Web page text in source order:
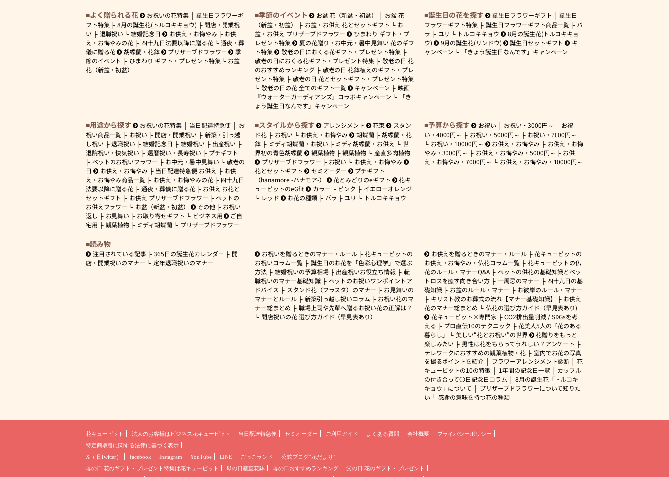
よく贈られる花 お祝いの花特集
誕生日フラワーギ
フト特集
8月の誕生花(トルコキキョウ)
開店・開業祝
い
退職祝い 結婚記念日 お供え・お悔やみ
お供
え・お悔やみの花
四十九日法要以降に贈る花
通夜・葬
儀に贈る花
胡蝶蘭・花鉢 プリザーブドフラワー
季
節のイベント
ひまわり ギフト・プレゼント特集
お盆
花（新盆・初盆）
季節のイベント お盆 花（新盆・初盆）
お盆 花
（新盆・初盆）
お盆・お供え 花とセットギフト
お
盆・お供え プリザーブドフラワー
ひまわり ギフト・プ
レゼント特集
夏の花贈り・お中元・暑中見舞い 花のギフ
ト特集
敬老の日におくる花ギフト・プレゼント特集
敬老の日におくる花ギフト・プレゼント特集
敬老の日 花
のおすすめランキング
敬老の日 花鉢植えのギフト・プレ
ゼント特集
敬老の日 花とセットギフト・プレゼント特集
敬老の日の花 全てのギフト一覧
キャンペーン
映画
『ウォーターガーディアンズ』コラボキャンペーン
「き
ょう誕生日なんです」キャンペーン
誕生日の花を探す 誕生日フラワーギフト
誕生日
フラワーギフト特集
誕生日フラワーギフト商品一覧
バ
ラ
ユリ トルコキキョウ
8月の誕生花(トルコキキョ
ウ)
9月の誕生花(リンドウ) 誕生日セットギフト
キ
ャンペーン
「きょう誕生日なんです」キャンペーン
用途から探す お祝いの花特集 当日配達特急便
お
祝い商品一覧
お祝い 開店・開業祝い
新築・引っ越
し祝い
退職祝い 結婚記念日 結婚祝い
出産祝い
退院祝い・快気祝い
還暦祝い・長寿祝い
プチギフト
ペットのお祝いフラワー
お中元・暑中見舞い
敬老の
日
お供え・お悔やみ 当日配達特急便 お供え
お供
え・お悔やみ商品一覧
お供え・お悔やみの花
四十九日
法要以降に贈る花
通夜・葬儀に贈る花
お供え お花と
セットギフト
お供え プリザーブドフラワー
ペットの
お供えフラワー
お盆（新盆・初盆） その他
お祝い
返し
お見舞い お取り寄せギフト ビジネス用
ご自
宅用
観葉植物 ミディ胡蝶蘭 プリザーブドフラワー
スタイルから探す アレンジメント 花束
スタン
ド花
お祝い お供え・お悔やみ 胡蝶蘭
胡蝶蘭・花
鉢
ミディ胡蝶蘭・お祝い ミディ胡蝶蘭・お供え
世
界初の青色胡蝶蘭
観葉植物 観葉植物
産直多肉植物
プリザーブドフラワー
お祝い
お供え・お悔やみ
花とセットギフト
セミオーダー
プチギフト
（hanamore -ハナモア-）
花とみどりのeギフト
花キ
ューピットのeGfit
カラー ピンク
イエローオレンジ
レッド
お花の種類 バラ ユリ トルコキキョウ
予算から探す お祝い お祝い・3000円～
お祝
い・ 4000円～ お祝い・ 5000円～ お祝い・7000円～
お祝い・ 10000円～ お供え・お悔やみ
お供え・お悔
やみ・ 3000円～ お供え・お悔やみ・ 5000円～
お供
え・お悔やみ・ 7000円～ お供え・お悔やみ・ 10000円～
読み物
注目されている記事 365日の誕生花カレンダー
開
店・開業祝いのマナー
定年退職祝いのマナー
お祝いを贈るときのマナー・ルール
花キューピットの
お祝いコラム一覧
誕生日のお花を「色彩心理学」で選ぶ
方法
結婚祝いの予算相場 出産祝いお役立ち情報
転
職祝いのマナー基礎知識
ペットのお祝いワンポイントア
ドバイス
スタンド花（フラスタ）のマナー
お見舞いの
マナーとルール
新築引っ越し祝いコラム
お祝い花のマ
ナー総まとめ
職場上司や先輩へ贈るお祝い花の正解は？
開店祝いの花 選び方ガイド（早見表あり）
お供えを贈るときのマナー・ルール
花キューピットの
お供え・お悔やみ・仏花コラム一覧
花キューピットの仏
花のルール・マナーQ&A
ペットの供花の基礎知識とペッ
トロスを癒す向き合い方
一周忌のマナー
四十九日の基
礎知識
お盆のルール・マナー
お彼岸のルール・マナー
キリスト教のお葬式の流れ【マナー基礎知識】
お供え
花のマナー総まとめ
仏花の選び方ガイド（早見表あり)
花キューピット×専門家
CO2排出量削減 / SDGsを考
える
プロ直伝10のテクニック
花美人5人の「花のある
暮らし」
美しい“花とお祝い”の世界
花贈りをもっと
楽しみたい
男性は花をもらってうれしい？アンケート
テレワークにおすすめの観葉植物・花
室内でお花の写真
を撮るポイントを紹介
フラワーアレンジメント診断
花
キューピットの10の特徴
1年間の記念日一覧
カップル
の付き合って〇日記念日コラム
8月の誕生花「トルコキ
キョウ」について
プリザーブドフラワーについて知りた
い
感謝の意味を持つ花の種類
花キューピット 法人のお客様は ビジネス花キューピット 当日配達特急便 セミオーダー ご利用ガイド よくある質問 会社概要
プライバシーポリシー
特定商取引に関する法律に基づく表示
X（旧Twitter）
facebook Instagram YouTube LINE ごっこランド
公式ブログ“花だより”
母の日 花のギフト・プレゼント 特集は花キューピット 母の日産直花鉢 母の日おすすめランキング
父の日 花のギフト・プレゼント